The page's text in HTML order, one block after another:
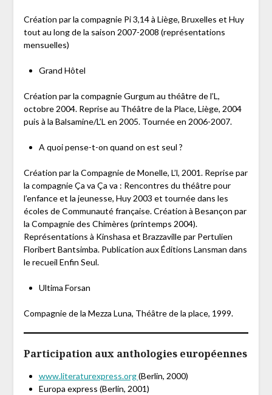
Création par la compagnie Pi 3,14 à Liège, Bruxelles et Huy
tout au long de la saison 2007-2008 (représentations
mensuelles)
Grand Hôtel
Création par la compagnie Gurgum au théâtre de l’L,
octobre 2004. Reprise au Théâtre de la Place, Liège, 2004
puis à la Balsamine/L’L en 2005. Tournée en 2006-2007.
A quoi pense-t-on quand on est seul ?
Création par la Compagnie de Monelle, L’l, 2001. Reprise par
la compagnie Ça va Ça va : Rencontres du théâtre pour
l’enfance et la jeunesse, Huy 2003 et tournée dans les
écoles de Communauté française. Création à Besançon par
la Compagnie des Chimères (printemps 2004).
Représentations à Kinshasa et Brazzaville par Pertulien
Floribert Bantsimba. Publication aux Éditions Lansman dans
le recueil Enfin Seul.
Ultima Forsan
Compagnie de la Mezza Luna, Théâtre de la place, 1999.
Participation aux anthologies européennes
www.literaturexpress.org(Berlin, 2000)
Europa express (Berlin, 2001)